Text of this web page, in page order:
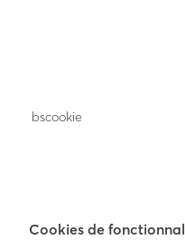
bscookie
Cookies de